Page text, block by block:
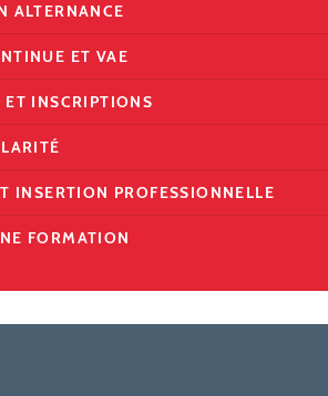
ALTERNANCE
ET VAE
INSCRIPTIONS
INSERTION PROFESSIONNELLE
FORMATION